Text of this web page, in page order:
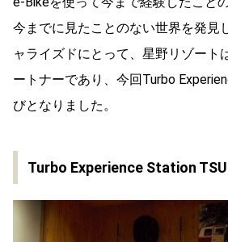
今までに見たことのない世界を発見
ャライズドにとって、星野リゾート
ートナーであり、今回Turbo
びとなりました。
Turbo Experience Station